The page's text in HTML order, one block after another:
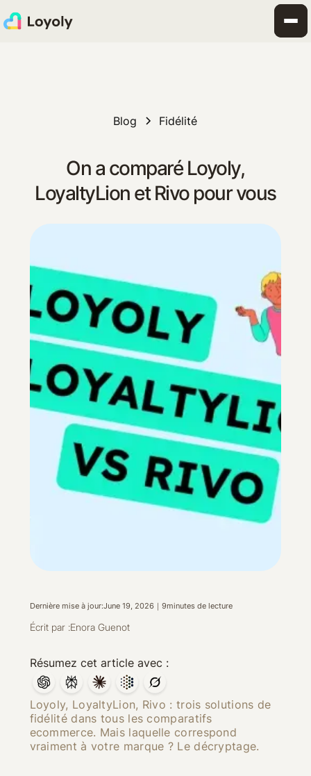
Blog Fidélité
On a comparé Loyoly,
LoyaltyLion et Rivo pour vous
Dernière mise à jour:June 19, 2026 ｜ 9minutes de lecture
Écrit par :Enora Guenot
Résumez cet article avec :
Loyoly, LoyaltyLion, Rivo : trois solutions de
fidélité dans tous les comparatifs
ecommerce. Mais laquelle correspond
vraiment à votre marque ? Le décryptage.